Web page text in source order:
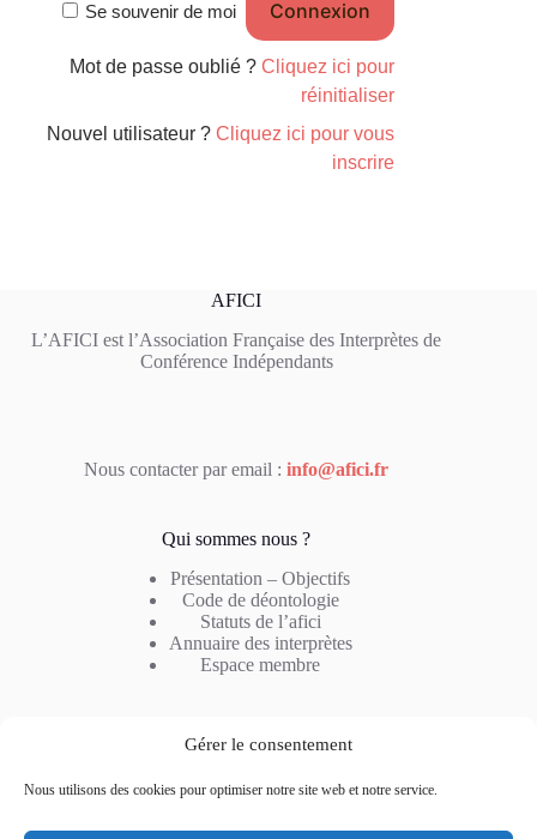
Gérer le consentement
Nous utilisons des cookies pour optimiser notre site web et notre service.
Se souvenir de moi
Mot de passe oublié ?Cliquez ici pour
réinitialiser
Nouvel utilisateur ?Cliquez ici pour vous
inscrire
AFICI
L’AFICI est l’Association Française des Interprètes de
Conférence Indépendants
Nous contacter par email :info@afici.fr
Qui sommes nous ?
Présentation – Objectifs
Code de déontologie
Statuts de l’afici
Annuaire des interprètes
Espace membre
Notre métier
Type d’interprétation